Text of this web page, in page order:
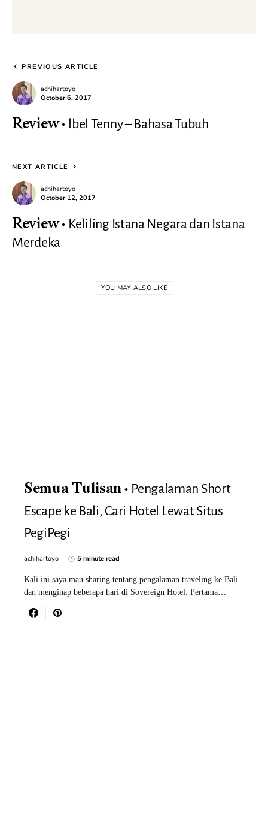
PREVIOUS ARTICLE
achihartoyo
October 6, 2017
Review lbel Tenny – Bahasa Tubuh
NEXT ARTICLE
achihartoyo
October 12, 2017
Review
Keliling Istana Negara dan Istana
Merdeka
YOU MAY ALSO LIKE
Semua Tulisan
Pengalaman Short
Escape ke Bali, Cari Hotel Lewat Situs
PegiPegi
achihartoyo 5 minute read
Kali ini saya mau sharing tentang pengalaman traveling ke Bali
dan menginap beberapa hari di Sovereign Hotel. Pertama…